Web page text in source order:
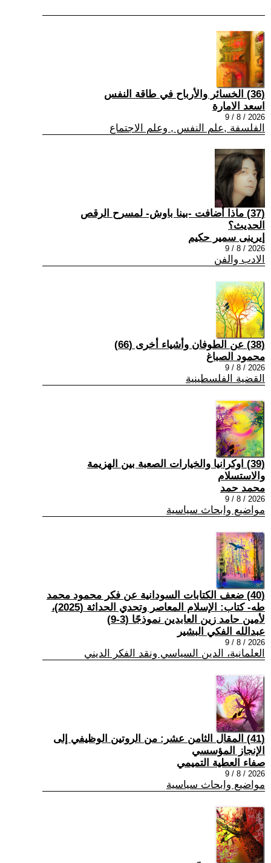
(36) الخسائر والأرباح في طاقة النفس
اسعد الامارة
2026 / 8 / 9
الفلسفة ,علم النفس , وعلم الاجتماع
(37) ماذا أضافت -بينا باوش- لمسرح الرقص
الحديث؟
إيرينى سمير حكيم
2026 / 8 / 9
الادب والفن
(38) عن الطوفان وأشياء أخرى (66)
محمود الصباغ
2026 / 8 / 9
القضية الفلسطينية
(39) اوكرانيا والخيارات الصعبة بين الهزيمة
والاستسلام
محمد حمد
2026 / 8 / 9
مواضيع وابحاث سياسية
(40) ضعف الكتابات السودانية عن فكر محمود محمد
طه- كتاب: الإسلام المعاصر وتحدي الحداثة (2025)،
لأمين حامد زين العابدين نموذجًا (3-9)
عبدالله الفكي البشير
2026 / 8 / 9
العلمانية، الدين السياسي ونقد الفكر الديني
(41) المقال الثامن عشر: من الروتين الوظيفي إلى
الإنجاز المؤسسي
صفاء العطية التميمي
2026 / 8 / 9
مواضيع وابحاث سياسية